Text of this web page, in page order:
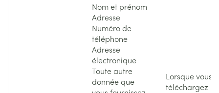
Nom et prénom
Adresse
Numéro de
téléphone
Adresse
électronique
Toute autre
donnée que
Lorsque vous
téléchargez